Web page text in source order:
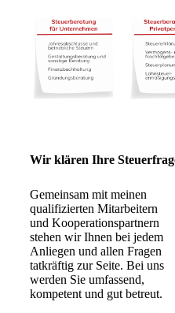
Wir klären Ihre
Gemeinsam mit meinen
qualifizierten Mitarbeitern
und Kooperationspartnern
stehen wir Ihnen bei jedem
Anliegen und allen Fragen
tatkräftig zur Seite. Bei uns
werden Sie umfassend,
kompetent und gut betreut.